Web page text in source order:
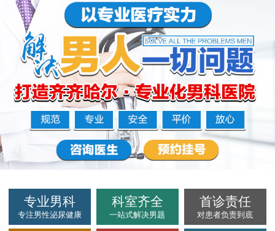
专业男科
专注男性泌尿健康
科室齐全
一站式解决男题
首诊责任
对患者负责到底